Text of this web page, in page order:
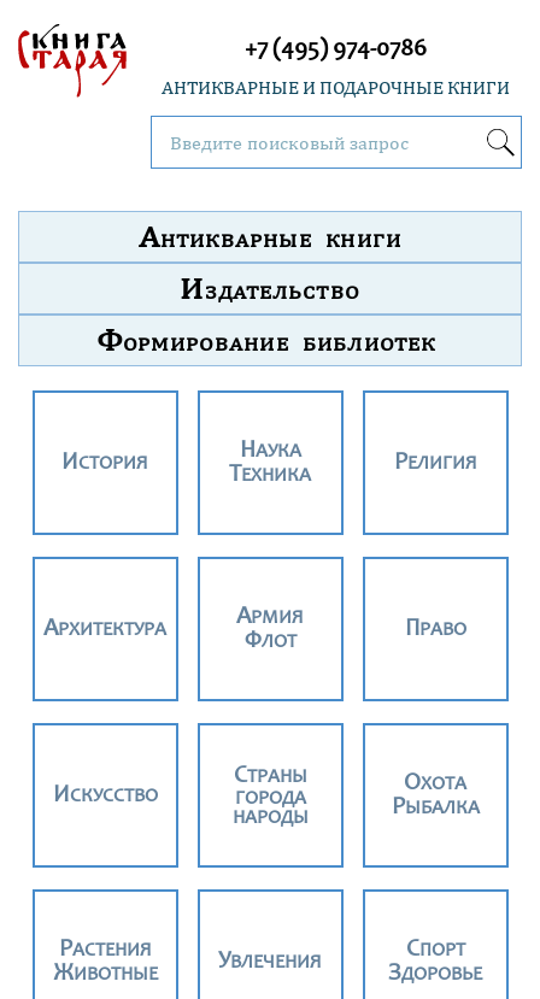
АНТИКВАРНЫЕ И ПОДАРОЧНЫЕ КНИГИ
+7 (495) 974-0786
АНТИКВАРНЫЕ КНИГИ
ИЗДАТЕЛЬСТВО
ФОРМИРОВАНИЕ БИБЛИОТЕК
ИСТОРИЯ
НАУКА
ТЕХНИКА
РЕЛИГИЯ
АРХИТЕКТУРА
АРМИЯ
ФЛОТ
ПРАВО
ИСКУССТВО
СТРАНЫ
ГОРОДА
НАРОДЫ
ОХОТА
РЫБАЛКА
РАСТЕНИЯ
ЖИВОТНЫЕ
УВЛЕЧЕНИЯ
СПОРТ
ЗДОРОВЬЕ